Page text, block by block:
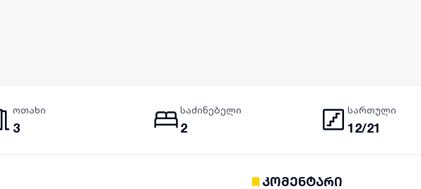
ოთახი
3
საძინებელი
2
სართული
12/21
კომენტარი